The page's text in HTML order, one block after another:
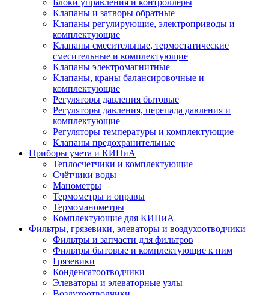
Блоки управления и контроллеры
Клапаны и затворы обратные
Клапаны регулирующие, электроприводы и
комплектующие
Клапаны смесительные, термостатические
смесительные и комплектующие
Клапаны электромагнитные
Клапаны, краны балансировочные и
комплектующие
Регуляторы давления бытовые
Регуляторы давления, перепада давления и
комплектующие
Регуляторы температуры и комплектующие
Клапаны предохранительные
Приборы учета и КИПиА
Теплосчетчики и комплектующие
Счётчики воды
Манометры
Термометры и оправы
Термоманометры
Комплектующие для КИПиА
Фильтры, грязевики, элеваторы и воздухоотводчики
Фильтры и запчасти для фильтров
Фильтры бытовые и комплектующие к ним
Грязевики
Конденсатоотводчики
Элеваторы и элеваторные узлы